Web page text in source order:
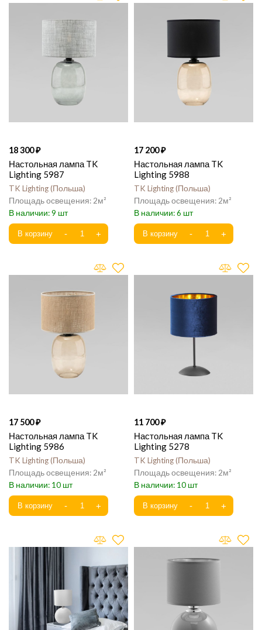
18 300
Настольная лампа TK
Lighting 5987
TK Lighting Польша
2
9
17 200
Настольная лампа TK
Lighting 5988
TK Lighting Польша
2
6
17 500
Настольная лампа TK
Lighting 5986
TK Lighting Польша
2
10
11 700
Настольная лампа TK
Lighting 5278
TK Lighting Польша
2
10